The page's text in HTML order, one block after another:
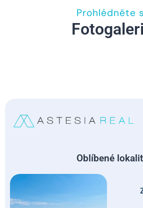
Prohlédněte
Oblíbené